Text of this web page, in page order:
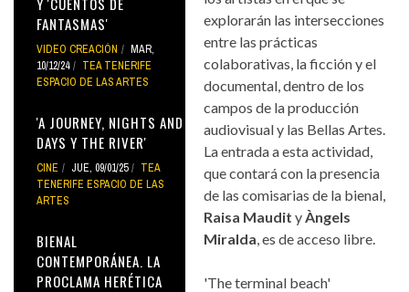
FANTASMAS'
VIDEO CREACIÓN
MAR,
10/12/24
TEA TENERIFE
ESPACIO DE LAS ARTES
'A JOURNEY, NIGHTS AND
DAYS Y THE RIVER'
CINE JUE, 09/01/25
TEA
TENERIFE ESPACIO DE LAS
ARTES
BIENAL
CONTEMPORÁNEA. LA
PROCLAMA HERÉTICA
explorarán las intersecciones
entre las prácticas
colaborativas, la ficción y el
documental, dentro de los
campos de la producción
audiovisual y las Bellas Artes.
La entrada a esta actividad,
que contará con la presencia
de las comisarias de la bienal,
Raisa MaudityÀngels
Miralda, es de acceso libre.
'The terminal beach'